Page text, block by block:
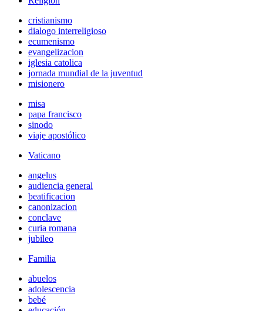
cristianismo
dialogo interreligioso
ecumenismo
evangelizacion
iglesia catolica
jornada mundial de la juventud
misionero
misa
papa francisco
sinodo
viaje apostólico
Vaticano
angelus
audiencia general
beatificacion
canonizacion
conclave
curia romana
jubileo
Familia
abuelos
adolescencia
bebé